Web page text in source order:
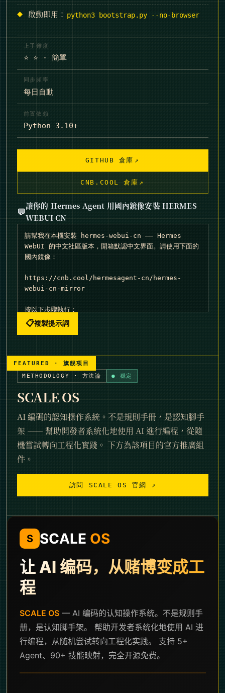
啟動即用： python3 bootstrap.py --no-browser
上手難度
⭐ ⭐ · 簡單
同步頻率
每日自動
前置依賴
Python 3.10+
GITHUB 倉庫 ↗
CNB.COOL 倉庫 ↗
💬讓你的 Hermes Agent 用國內鏡像安裝 HERMES
WEBUI CN
請幫我在本機安裝 hermes-webui-cn —— Hermes
WebUI 的中文社區版本，開箱默認中文界面。請使用下面的
國內鏡像：
https://cnb.cool/hermesagent-cn/hermes-
webui-cn-mirror
按以下步驟執行：
1. 選一個乾淨的工作目錄（例如 ~/projects 或新建臨
cn
2. 進入目錄，按 README.md 完成依賴安裝；本項目運行
時依賴 hermes-agent，bootstrap.py 會在缺失時嘗試
自動安裝；如需更詳細的部署/環境變量說明，參考
README.en.md（即上游英文 README）
3. 啟動服務：python3 bootstrap.py --no-
browser；默認端口 8787，若被佔用改用其他可用端口；
把命令最後輸出的訪問 URL 告訴我，由我在瀏覽器中打開
4. 我打開後幫我確認默認中文：<html lang="zh-
CN">、登錄頁和設置面板均為中文、GET /api/settings
要我確認什麼；若期間出現 pip / uv / pnpm / npm
過程中若需要查 Hermes Agent 中文文檔，使用社區
MCP server：
（Streamable HTTP，無需 API Key，無需登錄）
📋複製提示詞
METHODOLOGY · 方法論 ● 穩定
SCALE OS
AI 編碼的認知操作系統。不是規則手冊，是認知腳手
架 —— 幫助開發者系統化地使用 AI 進行編程，從隨
機嘗試轉向工程化實踐。 下方為該項目的官方推廣組
件。
訪問 SCALE OS 官網 ↗